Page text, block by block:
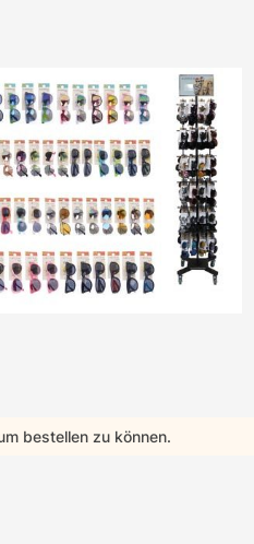
bestellen zu können.